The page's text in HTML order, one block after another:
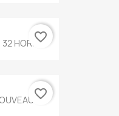
32 HORS...
favorite_border
favorite_border